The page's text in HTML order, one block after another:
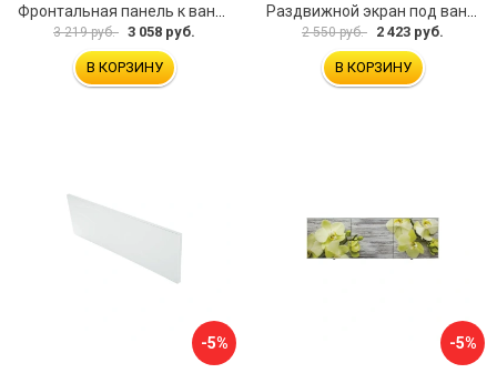
3 219 руб. 3 058 руб.
В КОРЗИНУ
2 550 руб. 2 423 руб.
В КОРЗИНУ
-5% -5%